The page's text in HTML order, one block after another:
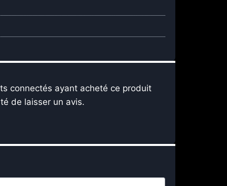
connectés ayant acheté ce produit
de laisser un avis.